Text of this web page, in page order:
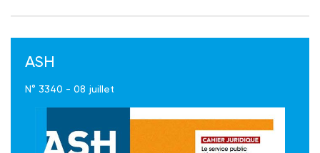
ASH
N° 3340 - 08 juillet